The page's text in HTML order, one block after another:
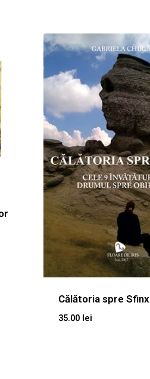
Călătoria spre Sfinx
35.00 lei